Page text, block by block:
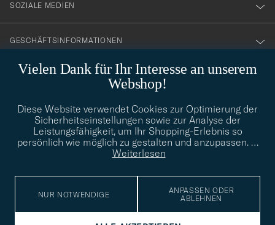
Vielen Dank für Ihr Interesse an unserem
Webshop!
Diese Website verwendet Cookies zur Optimierung der
Sicherheitseinstellungen sowie zur Analyse der
Leistungsfähigkeit, um Ihr Shopping-Erlebnis so
persönlich wie möglich zu gestalten und anzupassen. …
Weiterlesen
NUR NOTWENDIGE
ANPASSEN ODER
ABLEHNEN
SOZIALE MEDIEN
GESCHÄFTSINFORMATIONEN
info@careofcarl.de
Benötigen Sie Hilfe bei der Suche nach Ihrem persönlichen Stil?
Wenden Sie sich an uns, wir helfen Ihnen gerne weiter!
STILBERATUNG